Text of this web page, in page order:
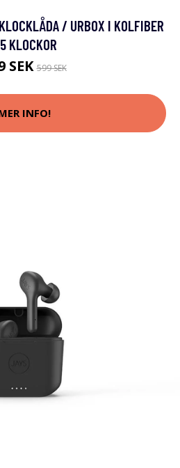
/ URBOX I KOLFIBER
KLOCKOR
SEK599 SEK
INFO!